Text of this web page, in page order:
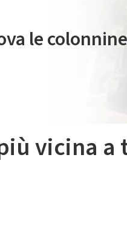
le
vicina a